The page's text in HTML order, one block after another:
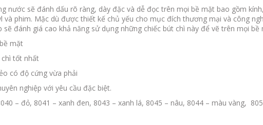
nước sẽ đánh dấu rõ ràng, dày đặc và dễ đọc trên mọi bề mặt bao gồm
và phim. Mặc dù được thiết kế chủ yếu cho mục đích thương mại và công
đánh giá cao khả năng sử dụng những chiếc bút chì này để vẽ trên mọi bề
mặt
tốt nhất
có độ cứng vừa phải
nghiệp với yêu cầu đặc biệt.
– đỏ, 8041 – xanh đen, 8043 – xanh lá, 8045 – nâu, 8044 – màu vàng,